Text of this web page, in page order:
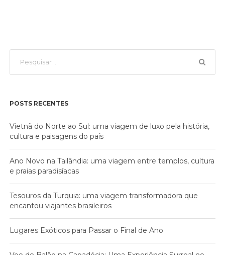
POSTS RECENTES
Vietnã do Norte ao Sul: uma viagem de luxo pela história,
cultura e paisagens do país
Ano Novo na Tailândia: uma viagem entre templos, cultura
e praias paradisíacas
Tesouros da Turquia: uma viagem transformadora que
encantou viajantes brasileiros
Lugares Exóticos para Passar o Final de Ano